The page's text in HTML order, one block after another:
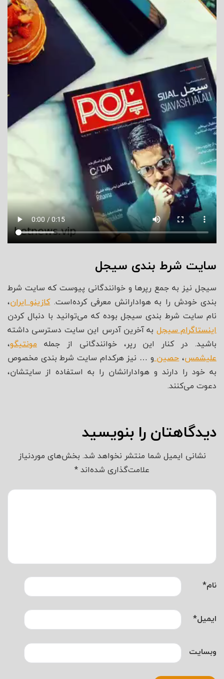
سایت شرط بندی سیجل
سیجل نیز به جمع رپرها و خوانندگانی پیوست که سایت شرط
بندی خودش را به هوادارانش معرفی کرده‌است.کازینو ایران،
نام سایت شرط بندی سیجل بوده که می‌توانید با دنبال کردن
اینستاگرام سیجل به آخرین آدرس این سایت دسترسی داشته
باشید. در کنار این رپر، خوانندگانی از جمله مونتیگو،
علیشمس،حصینو … نیز هرکدام سایت شرط بندی مخصوص
به خود را دارند و هوادارانشان را به استفاده از سایتشان،
دعوت می‌کنند.
دیدگاهتان را بنویسید
نشانی ایمیل شما منتشر نخواهد شد. بخش‌های موردنیاز
علامت‌گذاری شده‌اند*
نام*
ایمیل*
وبسایت